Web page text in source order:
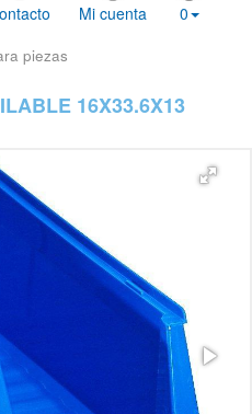
Mi cuenta 0
piezas
16X33.6X13